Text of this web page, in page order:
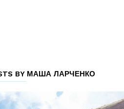
BY МАША ЛАРЧЕНКО